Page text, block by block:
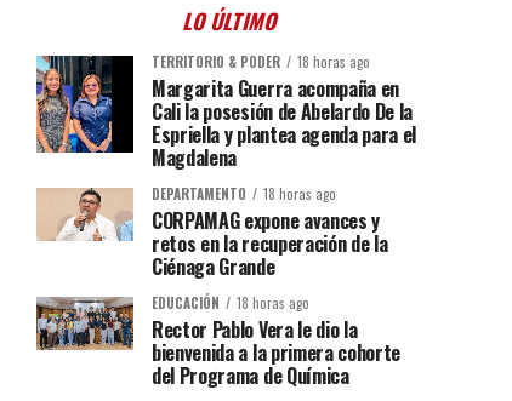
LO ÚLTIMO
TERRITORIO & PODER 18 horas ago
Margarita Guerra acompaña en
Cali la posesión de Abelardo De la
Espriella y plantea agenda para el
Magdalena
DEPARTAMENTO 18 horas ago
CORPAMAG expone avances y
retos en la recuperación de la
Ciénaga Grande
EDUCACIÓN 18 horas ago
Rector Pablo Vera le dio la
bienvenida a la primera cohorte
del Programa de Química